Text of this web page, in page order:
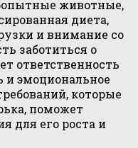
животные,
диета,
и внимание со
заботиться о
ответственность
и эмоциональное
которые
поможет
для его роста и